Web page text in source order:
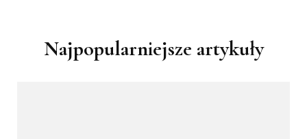
Najpopularniejsze artykuły